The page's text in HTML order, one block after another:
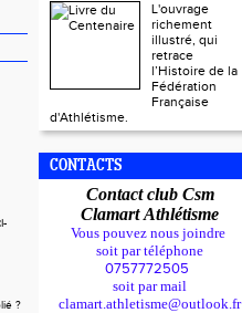
?
L'ouvrage
richement
illustré, qui
retrace
l’Histoire de la
Fédération
Française
d'Athlétisme.
CONTACTS
Contact club Csm
ClamartAthlétisme
Vous pouvez nous joindre
soit par téléphone
0757772505
soit par mail
clamart.athletisme@outlook.fr